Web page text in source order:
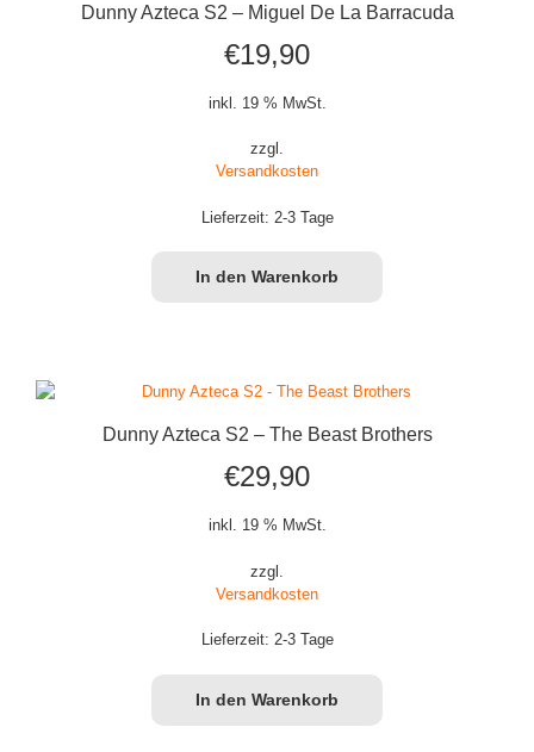
Dunny Azteca S2 – Miguel De La Barracuda
€19,90
inkl. 19 % MwSt.
zzgl.
Versandkosten
Lieferzeit: 2-3 Tage
In den Warenkorb
Dunny Azteca S2 – The Beast Brothers
€29,90
inkl. 19 % MwSt.
zzgl.
Versandkosten
Lieferzeit: 2-3 Tage
In den Warenkorb